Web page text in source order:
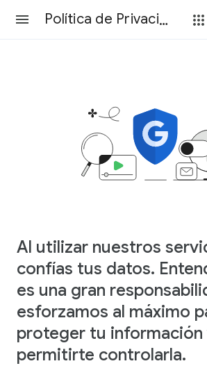
Política de Privacidad
Al utilizar nuestros
confías tus datos.
es una gran
esforzamos al máximo
proteger tu información
permitirte controlarla.